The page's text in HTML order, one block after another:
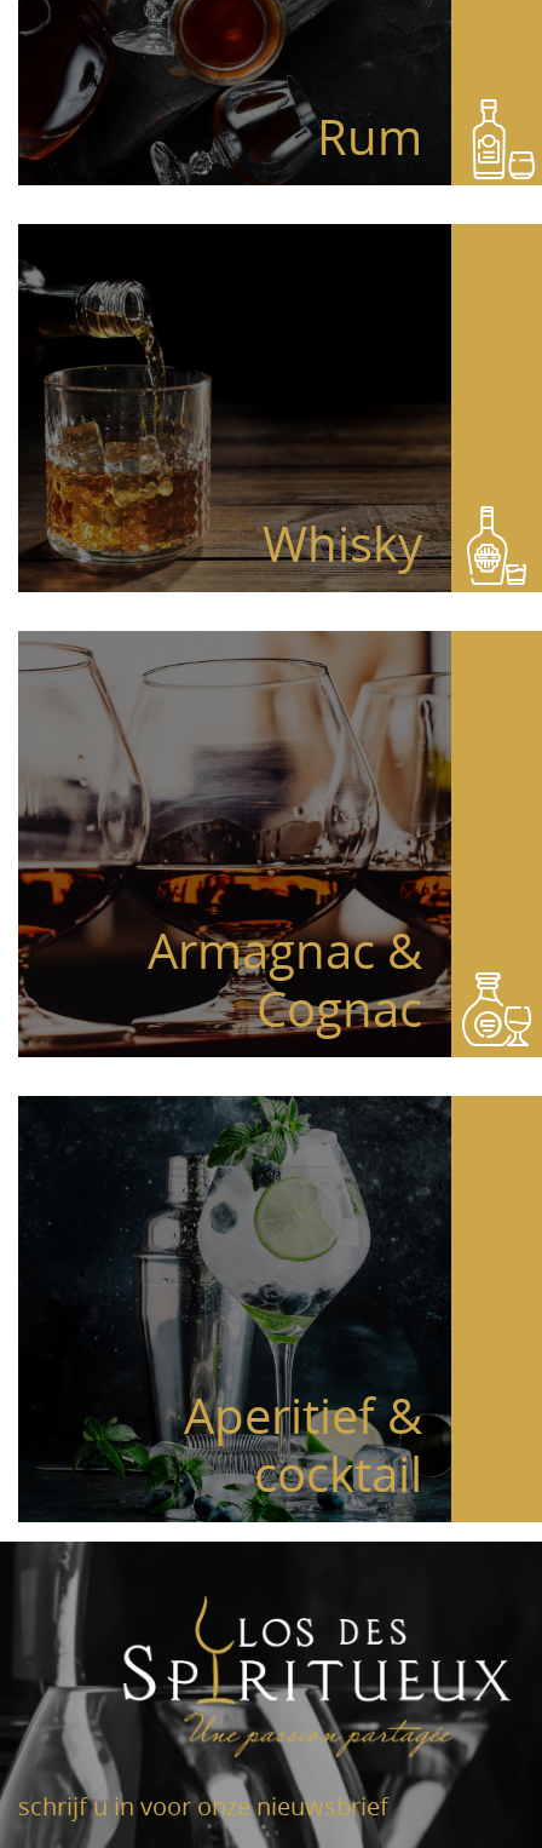
Rum
Whisky
Armagnac &
Cognac
Aperitief &
cocktail
schrijf u in voor onze nieuwsbrief